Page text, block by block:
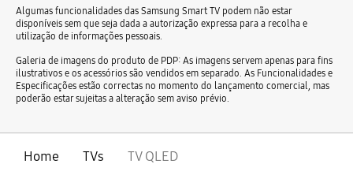
Algumas funcionalidades das Samsung Smart TV podem não estar
disponíveis sem que seja dada a autorização expressa para a recolha e
utilização de informações pessoais.
Galeria de imagens do produto de PDP: As imagens servem apenas para fins
ilustrativos e os acessórios são vendidos em separado. As Funcionalidades e
Especificações estão correctas no momento do lançamento comercial, mas
poderão estar sujeitas a alteração sem aviso prévio.
Home TVs TV QLED